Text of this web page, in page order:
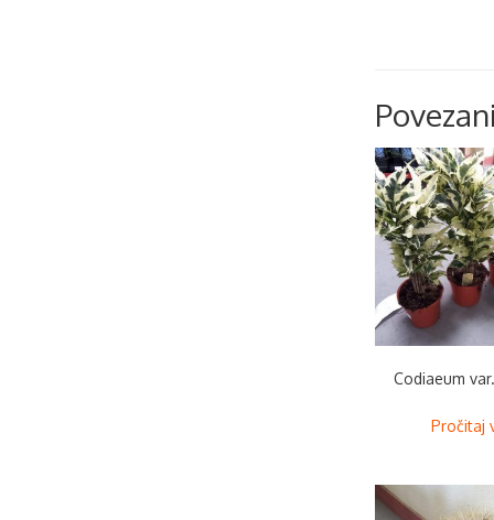
Codiaeum
Pročitaj